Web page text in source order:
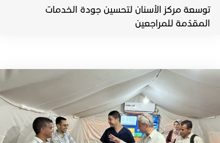
توسعة مركز الأسنان لتحسين جودة الخدمات
المقدّمة للمراجعين